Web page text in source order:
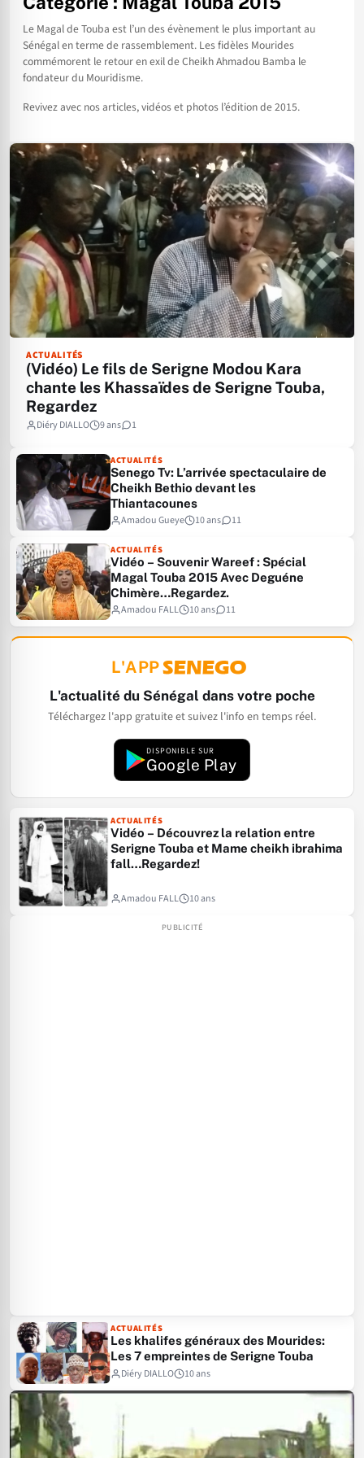
Le Magal de Touba est l’un des évènement le plus important au
Sénégal en terme de rassemblement. Les fidèles Mourides
commémorent le retour en exil de Cheikh Ahmadou Bamba le
fondateur du Mouridisme.
Revivez avec nos articles, vidéos et photos l’édition de 2015.
ACTUALITÉS
(Vidéo) Le fils de Serigne Modou Kara
chante les Khassaïdes de Serigne Touba,
Regardez
Diéry DIALLO 9 ans 1
ACTUALITÉS
Senego Tv: L’arrivée spectaculaire de
Cheikh Bethio devant les
Thiantacounes
Amadou Gueye
10 ans 11
ACTUALITÉS
Vidéo – Souvenir Wareef : Spécial
Magal Touba 2015 Avec Deguéne
Chimère…Regardez.
Amadou FALL
10 ans 11
L'APP
L'actualité du Sénégal dans votre poche
Téléchargez l'app gratuite et suivez l'info en temps réel.
DISPONIBLE SUR
Google Play
ACTUALITÉS
Vidéo – Découvrez la relation entre
Serigne Touba et Mame cheikh ibrahima
fall…Regardez!
Amadou FALL 10 ans
ACTUALITÉS
Les khalifes généraux des Mourides:
Les 7 empreintes de Serigne Touba
Diéry DIALLO
10 ans